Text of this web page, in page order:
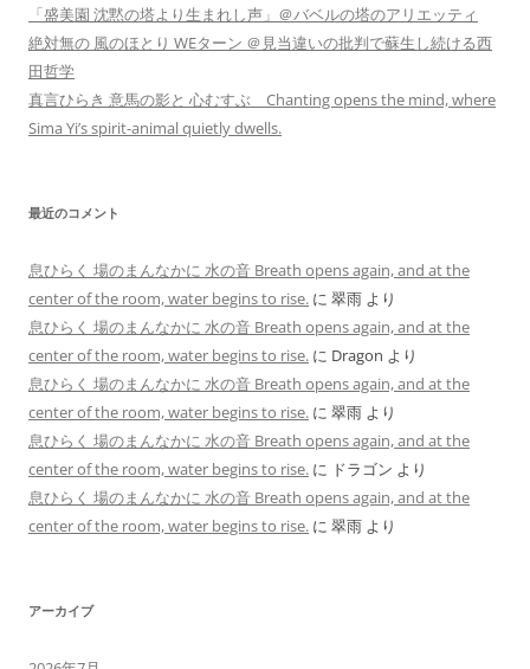
「盛美園 沈黙の塔より生まれし声」＠バベルの塔のアリエッティ
絶対無の 風のほとり WEターン ＠見当違いの批判で蘇生し続ける西
田哲学
真言ひらき 意馬の影と 心むすぶ Chanting opens the mind, where
Sima Yi’s spirit-animal quietly dwells.
最近のコメント
息ひらく 場のまんなかに 水の音 Breath opens again, and at the
center of the room, water begins to rise. に 翠雨 より
息ひらく 場のまんなかに 水の音 Breath opens again, and at the
center of the room, water begins to rise. に Dragon より
息ひらく 場のまんなかに 水の音 Breath opens again, and at the
center of the room, water begins to rise. に 翠雨 より
息ひらく 場のまんなかに 水の音 Breath opens again, and at the
center of the room, water begins to rise. に ドラゴン より
息ひらく 場のまんなかに 水の音 Breath opens again, and at the
center of the room, water begins to rise. に 翠雨 より
アーカイブ